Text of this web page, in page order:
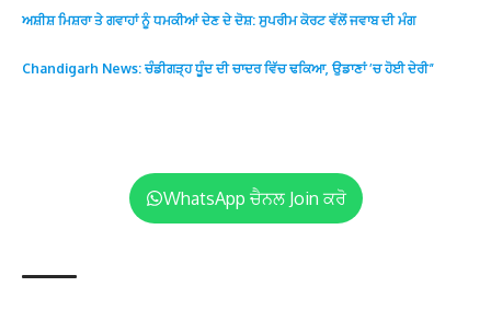
ਅਸ਼ੀਸ਼ ਮਿਸ਼ਰਾ ਤੇ ਗਵਾਹਾਂ ਨੂੰ ਧਮਕੀਆਂ ਦੇਣ ਦੇ ਦੋਸ਼: ਸੁਪਰੀਮ ਕੋਰਟ ਵੱਲੋਂ ਜਵਾਬ ਦੀ ਮੰਗ
Chandigarh News: ਚੰਡੀਗੜ੍ਹ ਧੂੰਦ ਦੀ ਚਾਦਰ ਵਿੱਚ ਢਕਿਆ, ਉਡਾਣਾਂ ’ਚ ਹੋਈ ਦੇਰੀ”
WhatsApp ਚੈਨਲ Join ਕਰੋ